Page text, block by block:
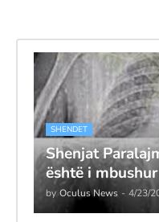
SHENDET
Shenjat
është i
by Oculus News - 4/23/